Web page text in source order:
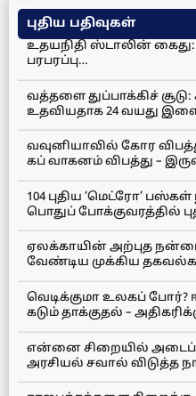
புதிய பதிவுகள்
உதயநிதி ஸ்டாலின் கைது:
பரபரப்பு…
வத்தளை துப்பாக்கிச் சூடு:
உதவியதாக 24 வயது
வவுனியாவில் கோர
கப் வாகனம் விபத்து –
104 புதிய ‘மெட்ரோ’
பொதுப் போக்குவரத்தில்
ஏலக்காயின் அற்புத
வேண்டிய முக்கிய
வெடிக்குமா உலகப் போர்?
கடும் தாக்குதல் –
என்னை சிறையில்
அரசியல் சவால் விடுத்த